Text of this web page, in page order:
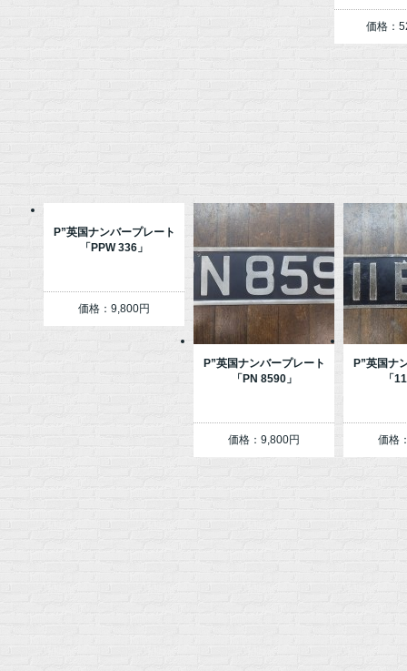
価格：
P”英国ナンバープレート
「PPW 336」
価格：9,800円
P”英国ナンバープレート
「PN 8590」
価格：9,800円
P”英国ナ
「
価格